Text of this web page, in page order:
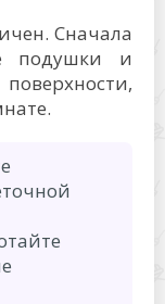
Сначала
подушки и